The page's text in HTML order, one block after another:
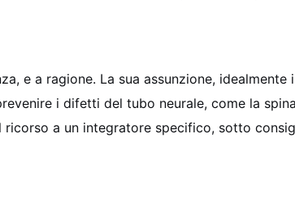
e a ragione. La sua assunzione,
i difetti del tubo neurale, come la
a un integratore specifico, sotto